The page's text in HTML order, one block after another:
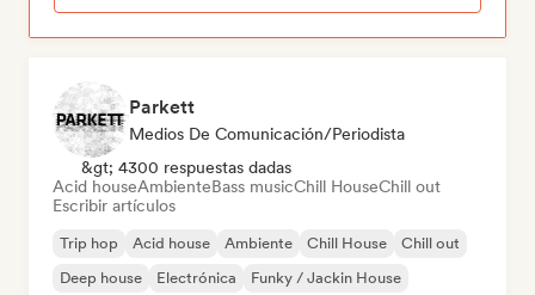
Parkett
Medios De Comunicación/Periodista
&gt; 4300 respuestas dadas
Acid houseAmbienteBass musicChill HouseChill out
Escribir artículos
Trip hop Acid house Ambiente Chill House
Chill out
Deep house
Electrónica Funky / Jackin House